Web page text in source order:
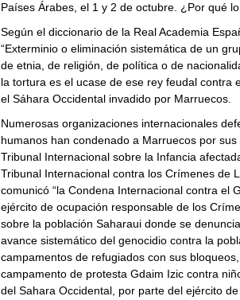
Países Árabes, el 1 y 2 de octubre. ¿Por qué
Según el diccionario de la Real Academia
“Exterminio o eliminación sistemática de un
de etnia, de religión, de política o de
la tortura es el ucase de ese rey feudal contra
el Sáhara Occidental invadido por Marruecos.
Numerosas organizaciones internacionales
humanos han condenado a Marruecos por
Tribunal Internacional sobre la Infancia
Tribunal Internacional contra los Crímenes de
comunicó “la Condena Internacional contra el
ejército de ocupación responsable de los
sobre la población Saharaui donde se
avance sistemático del genocidio contra la
campamentos de refugiados con sus
campamento de protesta Gdaim Izic contra
del Sahara Occidental, por parte del ejército